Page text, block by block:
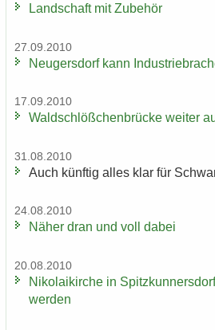
Land­schaft mit Zu­be­hör
27.09.2010
Neu­gers­dorf kann
17.09.2010
Wald­schlöß­chen­brü­cke wei­ter
31.08.2010
Auch künf­tig alles klar für
24.08.2010
Näher dran und voll dabei
20.08.2010
Ni­ko­lai­kir­che in
wer­den